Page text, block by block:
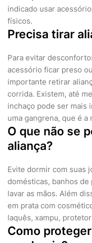
indicado usar
físicos.
Precisa tirar
Para evitar
acessório ficar preso
importante retirar
corrida. Existem, até
inchaço pode ser mais
uma gangrena, que é
O que não se
aliança?
Evite dormir com suas
domésticas, banhos de
lavar as mãos. Além
em prata com
laquês, xampu,
Como